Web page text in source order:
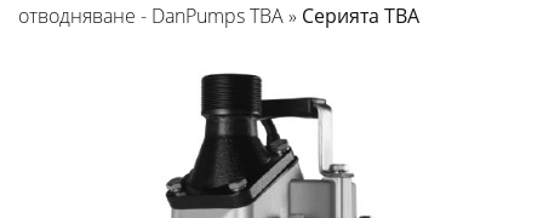
отводняване - DanPumps TBA» Серията TBA